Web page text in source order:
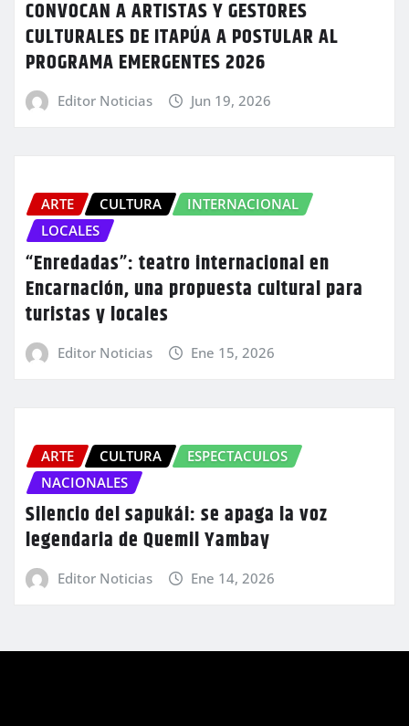
CONVOCAN A ARTISTAS Y GESTORES
CULTURALES DE ITAPÚA A POSTULAR AL
PROGRAMA EMERGENTES 2026
Editor Noticias Jun 19, 2026
ARTE CULTURA
INTERNACIONAL
LOCALES
“Enredadas”: teatro internacional en
Encarnación, una propuesta cultural para
turistas y locales
Editor Noticias Ene 15, 2026
ARTE CULTURA
ESPECTACULOS
NACIONALES
Silencio del sapukái: se apaga la voz
legendaria de Quemil Yambay
Editor Noticias Ene 14, 2026